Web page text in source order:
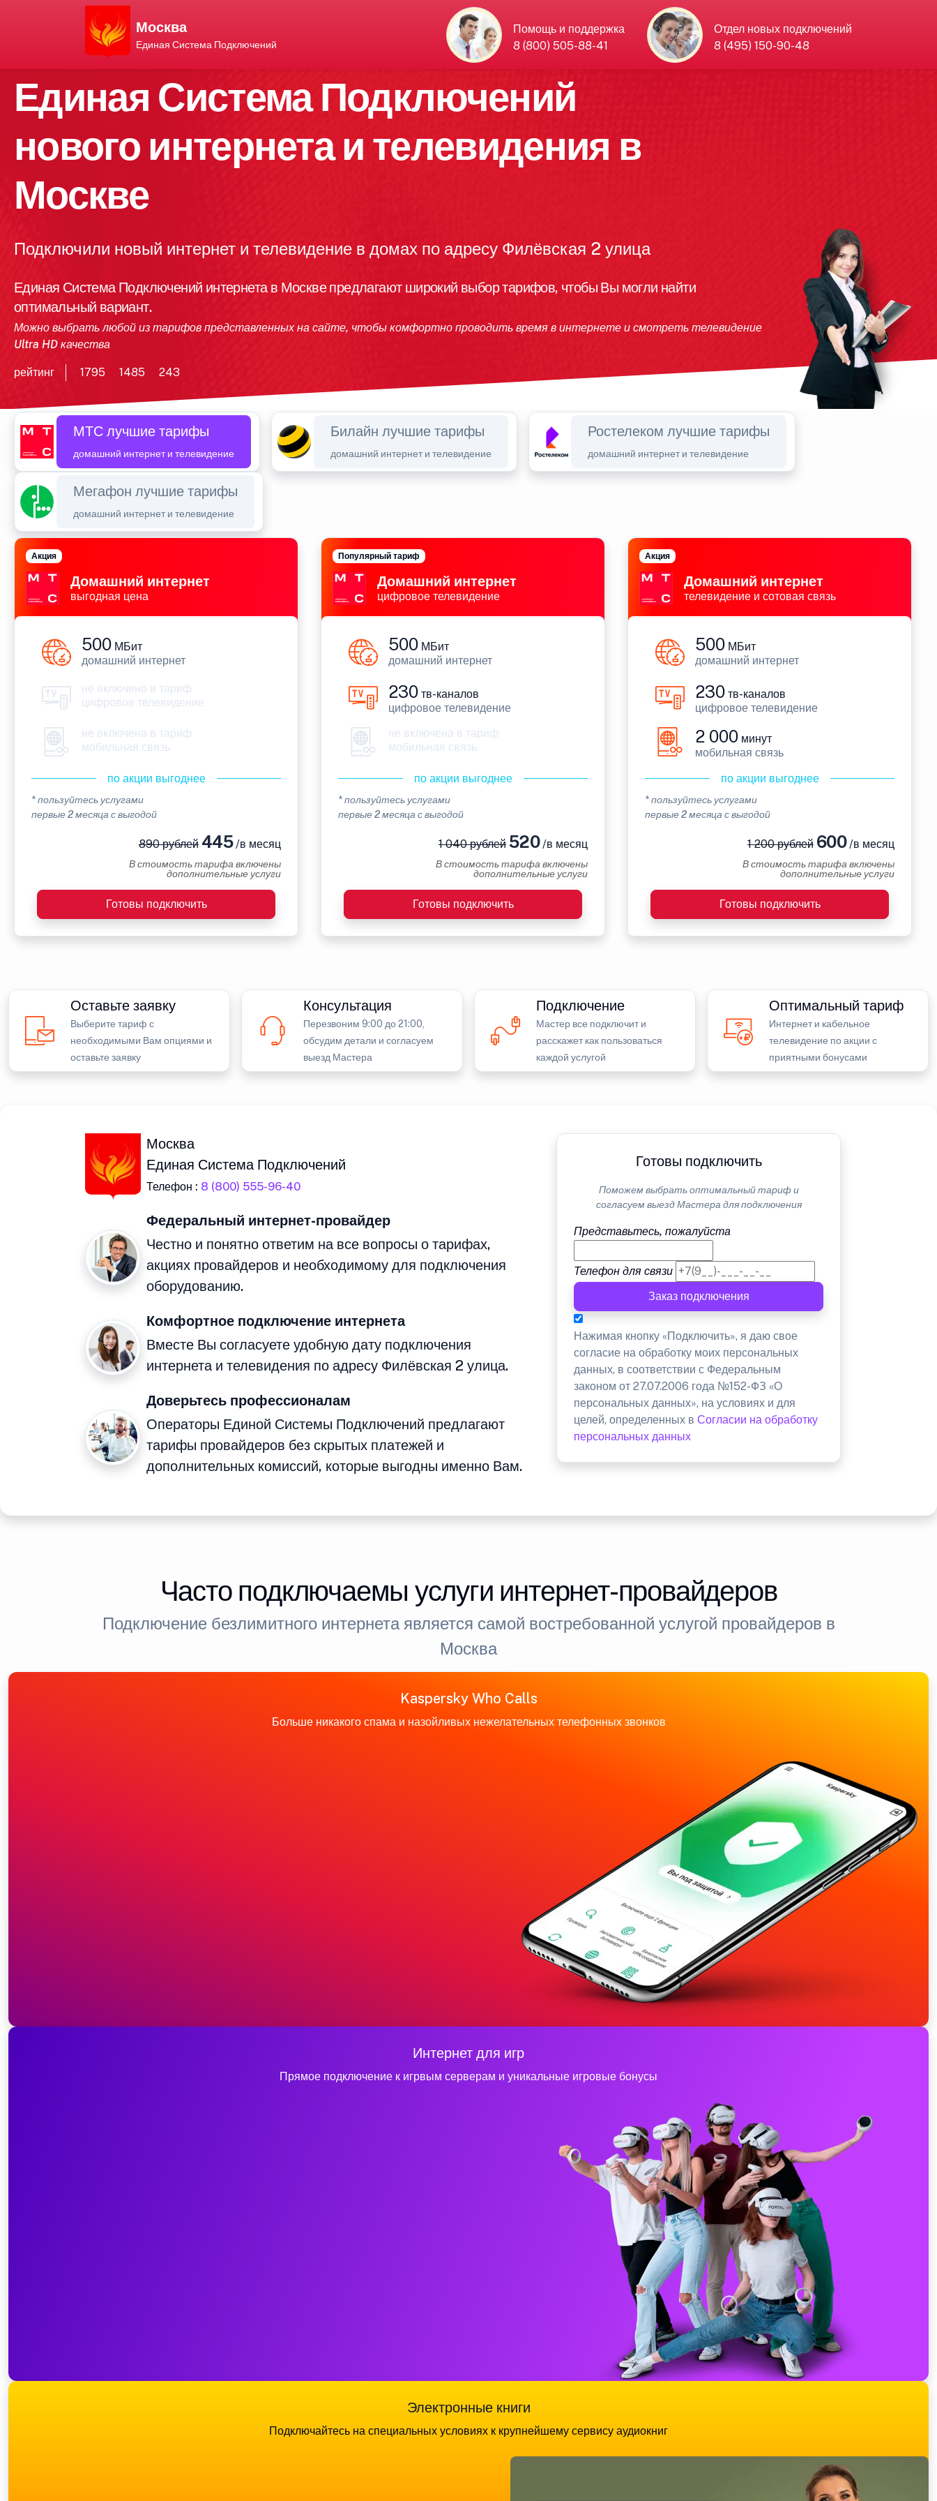
Москва
Единая Система Подключений
Помощь и поддержка
8 (800) 505-88-41
Отдел новых подключений
8 (495) 150-90-48
Единая Система Подключений
нового интернета и телевидения в
Москве
Подключили новый интернет и телевидение в домах по адресу Филёвская 2 улица
Единая Система Подключений интернета в Москве предлагают широкий выбор тарифов, чтобы Вы могли найти
оптимальный вариант.
Можно выбрать любой из тарифов представленных на сайте, чтобы комфортно проводить время в интернете и смотреть телевидение
Ultra HD качества
рейтинг 1795 1485 243
МТС лучшие тарифы
домашний интернет и телевидение
Билайн лучшие тарифы
домашний интернет и телевидение
Ростелеком лучшие тарифы
домашний интернет и телевидение
Мегафон лучшие тарифы
домашний интернет и телевидение
Домашний интернет
выгодная цена
Акция
500 МБит
домашний интернет
не включено в тариф
цифровое телевидение
не включена в тариф
мобильная связь
по акции выгоднее
* пользуйтесь услугами
первые 2 месяца с выгодой
890 рублей445/в месяц
В стоимость тарифа включены
дополнительные услуги
Готовы подключить
Домашний интернет
цифровое телевидение
Популярный тариф
500 МБит
домашний интернет
230 тв-каналов
цифровое телевидение
не включена в тариф
мобильная связь
по акции выгоднее
* пользуйтесь услугами
первые 2 месяца с выгодой
1 040 рублей520/в месяц
В стоимость тарифа включены
дополнительные услуги
Готовы подключить
Домашний интернет
телевидение и сотовая связь
Акция
500 МБит
домашний интернет
230 тв-каналов
цифровое телевидение
2 000 минут
мобильная связь
по акции выгоднее
* пользуйтесь услугами
первые 2 месяца с выгодой
1 200 рублей600/в месяц
В стоимость тарифа включены
дополнительные услуги
Готовы подключить
Оставьте заявку
Выберите тариф с
необходимыми Вам опциями и
оставьте заявку
Консультация
Перезвоним 9:00 до 21:00,
обсудим детали и согласуем
выезд Мастера
Подключение
Мастер все подключит и
расскажет как пользоваться
каждой услугой
Оптимальный тариф
Интернет и кабельное
телевидение по акции с
приятными бонусами
Москва
Единая Система Подключений
Телефон : 8 (800) 555-96-40
Федеральный интернет-провайдер
Честно и понятно ответим на все вопросы о тарифах,
акциях провайдеров и необходимому для подключения
оборудованию.
Комфортное подключение интернета
Вместе Вы согласуете удобную дату подключения
интернета и телевидения по адресу Филёвская 2 улица.
Доверьтесь профессионалам
Операторы Единой Системы Подключений предлагают
тарифы провайдеров без скрытых платежей и
дополнительных комиссий, которые выгодны именно Вам.
Готовы подключить
Поможем выбрать оптимальный тариф и
согласуем выезд Мастера для подключения
Представьтесь, пожалуйста
Телефон для связи
Заказ подключения
Нажимая кнопку «Подключить», я даю свое
согласие на обработку моих персональных
данных, в соответствии с Федеральным
законом от 27.07.2006 года №152-ФЗ «О
персональных данных», на условиях и для
целей, определенных вСогласии на обработку
персональных данных
Часто подключаемы услуги интернет-провайдеров
Подключение безлимитного интернета является самой востребованной услугой провайдеров в
Москва
Kaspersky Who Calls
Больше никакого спама и назойливых нежелательных телефонных звонков
Интернет для игр
Прямое подключение к игрвым серверам и уникальные игровые бонусы
Электронные книги
Подключайтесь на специальных условиях к крупнейшему сервису аудиокниг